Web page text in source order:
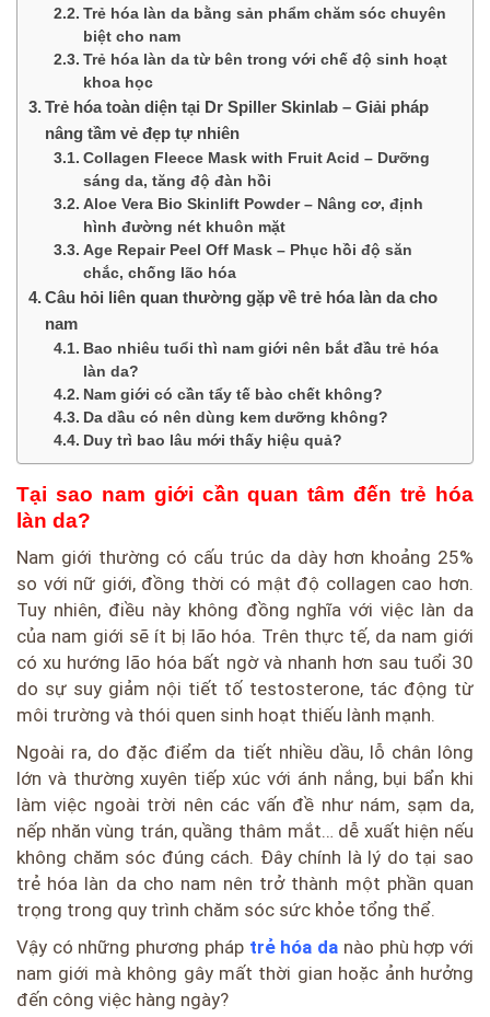
Trẻ hóa làn da bằng sản phẩm chăm sóc chuyên
biệt cho nam
Trẻ hóa làn da từ bên trong với chế độ sinh hoạt
khoa học
Trẻ hóa toàn diện tại Dr Spiller Skinlab – Giải pháp
nâng tầm vẻ đẹp tự nhiên
Collagen Fleece Mask with Fruit Acid – Dưỡng
sáng da, tăng độ đàn hồi
Aloe Vera Bio Skinlift Powder – Nâng cơ, định
hình đường nét khuôn mặt
Age Repair Peel Off Mask – Phục hồi độ săn
chắc, chống lão hóa
Câu hỏi liên quan thường gặp về trẻ hóa làn da cho
nam
Bao nhiêu tuổi thì nam giới nên bắt đầu trẻ hóa
làn da?
Nam giới có cần tẩy tế bào chết không?
Da dầu có nên dùng kem dưỡng không?
Duy trì bao lâu mới thấy hiệu quả?
Tại sao nam giới cần quan tâm đến trẻ hóa
làn da?
Nam giới thường có cấu trúc da dày hơn khoảng 25%
so với nữ giới, đồng thời có mật độ collagen cao hơn.
Tuy nhiên, điều này không đồng nghĩa với việc làn da
của nam giới sẽ ít bị lão hóa. Trên thực tế, da nam giới
có xu hướng lão hóa bất ngờ và nhanh hơn sau tuổi 30
do sự suy giảm nội tiết tố testosterone, tác động từ
môi trường và thói quen sinh hoạt thiếu lành mạnh.
Ngoài ra, do đặc điểm da tiết nhiều dầu, lỗ chân lông
lớn và thường xuyên tiếp xúc với ánh nắng, bụi bẩn khi
làm việc ngoài trời nên các vấn đề như nám, sạm da,
nếp nhăn vùng trán, quầng thâm mắt… dễ xuất hiện nếu
không chăm sóc đúng cách. Đây chính là lý do tại sao
trẻ hóa làn da cho nam nên trở thành một phần quan
trọng trong quy trình chăm sóc sức khỏe tổng thể.
Vậy có những phương pháp trẻ hóa da nào phù hợp với
nam giới mà không gây mất thời gian hoặc ảnh hưởng
đến công việc hàng ngày?